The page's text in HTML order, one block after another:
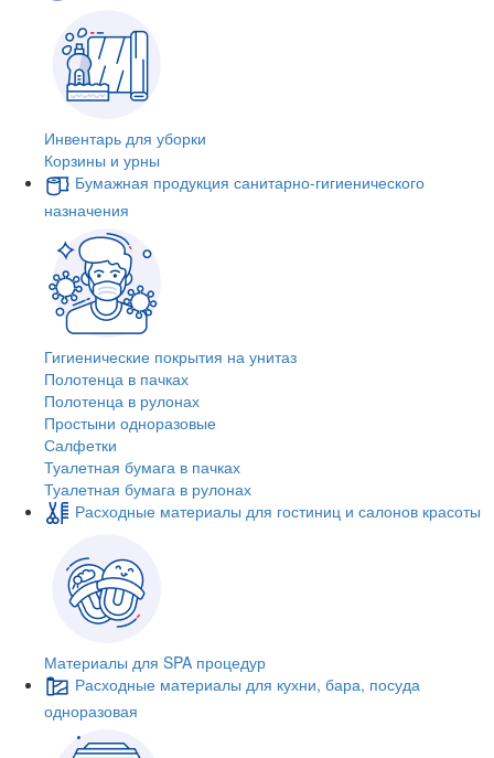
Инвентарь для уборки
Корзины и урны
Бумажная продукция санитарно-гигиенического
назначения
Гигиенические покрытия на унитаз
Полотенца в пачках
Полотенца в рулонах
Простыни одноразовые
Салфетки
Туалетная бумага в пачках
Туалетная бумага в рулонах
Расходные материалы для гостиниц и салонов красоты
Материалы для SPA процедур
Расходные материалы для кухни, бара, посуда
одноразовая